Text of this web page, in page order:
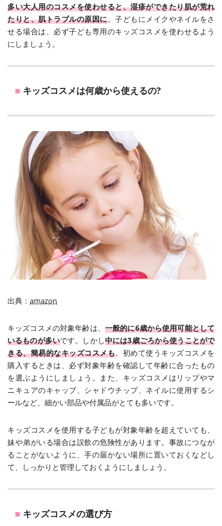
多い大人用のコスメを使わせると、湿疹ができたり肌が荒れ
たりと、肌トラブルの原因に。子どもにメイクやネイルをさ
せる場合は、必ず子ども専用のキッズコスメを使わせるよう
にしましょう。
キッズコスメは何歳から使えるの?
出典： amazon
キッズコスメの対象年齢は、 一般的に6歳から使用可能として
いるものが多いです。しかし中には3歳ごろから使うことがで
きる、簡易的なキッズコスメも。初めて使うキッズコスメを
購入するときは、必ず対象年齢を確認して年齢に合ったもの
を選ぶようにしましょう。また、キッズコスメはリップやマ
ニキュアのキャップ、シャドウチップ、ネイルに使用するシ
ールなど、細かい部品や付属品がとても多いです。
キッズコスメを使用する子どもが対象年齢を超えていても、
妹や弟がいる場合は誤飲の危険性があります。事故につなが
ることがないように、手の届かない場所に置いておくなどし
て、しっかりと管理しておくようにしましょう。
キッズコスメの選び方